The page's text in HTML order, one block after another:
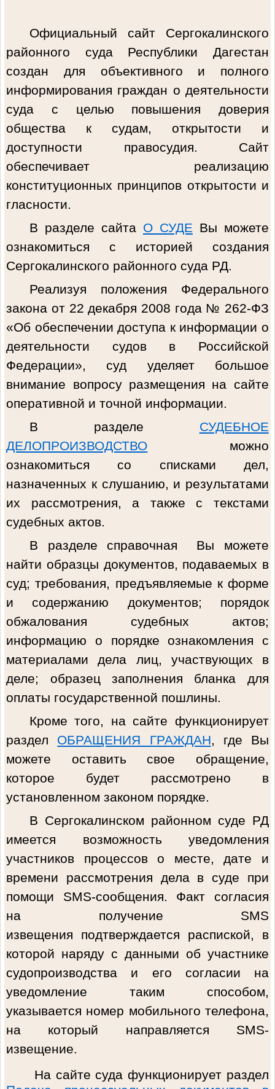
Официальный сайт Сергокалинского
районного суда Республики Дагестан
создан для объективного и полного
информирования граждан о деятельности
суда с целью повышения доверия
общества к судам, открытости и
доступности правосудия. Сайт
обеспечивает реализацию
конституционных принципов открытости и
гласности.
В разделе сайта О СУДЕВы можете
ознакомиться с историей создания
Сергокалинского районного суда РД.
Реализуя положения Федерального
закона от 22 декабря 2008 года № 262-ФЗ
«Об обеспечении доступа к информации о
деятельности судов в Российской
Федерации», суд уделяет большое
внимание вопросу размещения на сайте
оперативной и точной информации.
В разделе СУДЕБНОЕ
ДЕЛОПРОИЗВОДСТВО можно
ознакомиться со списками дел,
назначенных к слушанию, и результатами
их рассмотрения, а также с текстами
судебных актов.
В разделе справочная Вы можете
найти образцы документов, подаваемых в
суд; требования, предъявляемые к форме
и содержанию документов; порядок
обжалования судебных актов;
информацию о порядке ознакомления с
материалами дела лиц, участвующих в
деле; образец заполнения бланка для
оплаты государственной пошлины.
Кроме того, на сайте функционирует
раздел ОБРАЩЕНИЯ ГРАЖДАН, где Вы
можете оставить свое обращение,
которое будет рассмотрено в
установленном законом порядке.
В Сергокалинском районном суде РД
имеется возможность уведомления
участников процессов о месте, дате и
времени рассмотрения дела в суде при
помощи SMS-cообщения. Факт согласия
на получение SMS
извещения подтверждается распиской, в
которой наряду с данными об участнике
судопроизводства и его согласии на
уведомление таким способом,
указывается номер мобильного телефона,
на который направляется SMS-
извещение.
На сайте суда функционирует раздел